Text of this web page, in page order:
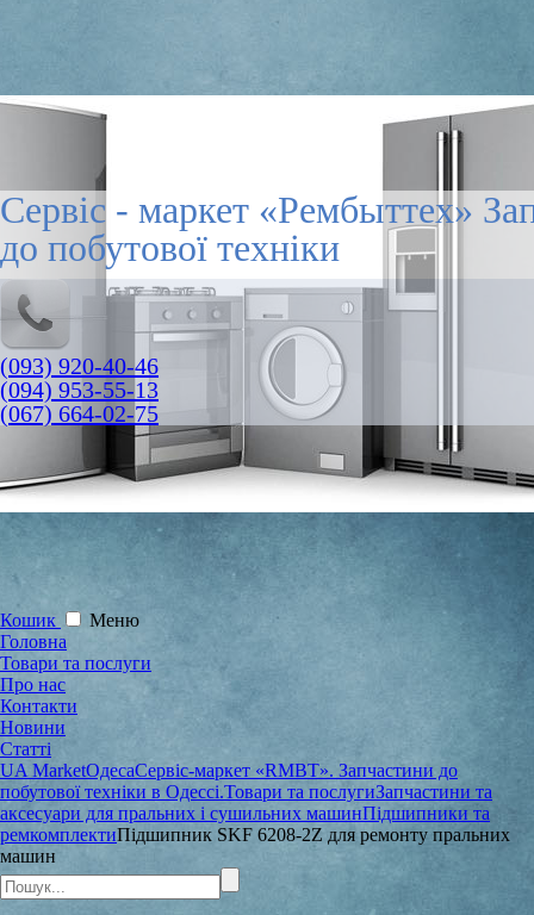
Сервіс - маркет «Рембыттех»
до побутової техніки
(093) 920-40-46
(094) 953-55-13
(067) 664-02-75
Кошик
Меню
Головна
Товари та послуги
Про нас
Контакти
Новини
Статті
UA MarketОдесаСервіс-маркет «RMBT». Запчастини до
побутової техніки в Одессі.Товари та послугиЗапчастини та
аксесуари для пральних і сушильних машинПідшипники та
ремкомплектиПідшипник SKF 6208-2Z для ремонту пральних
машин